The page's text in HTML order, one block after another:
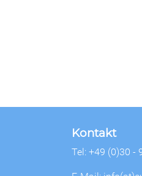
Kontakt
Tel: +49 (0)30 -